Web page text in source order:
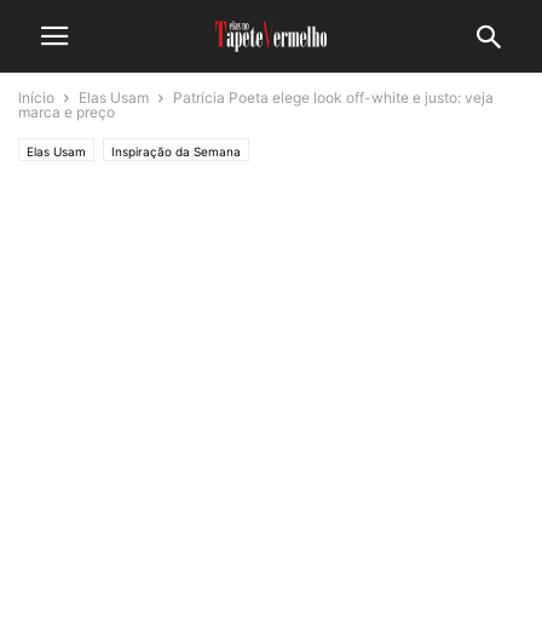
Início Elas Usam
Patrícia Poeta elege look off-white e justo: veja
marca e preço
Elas Usam Inspiração da Semana